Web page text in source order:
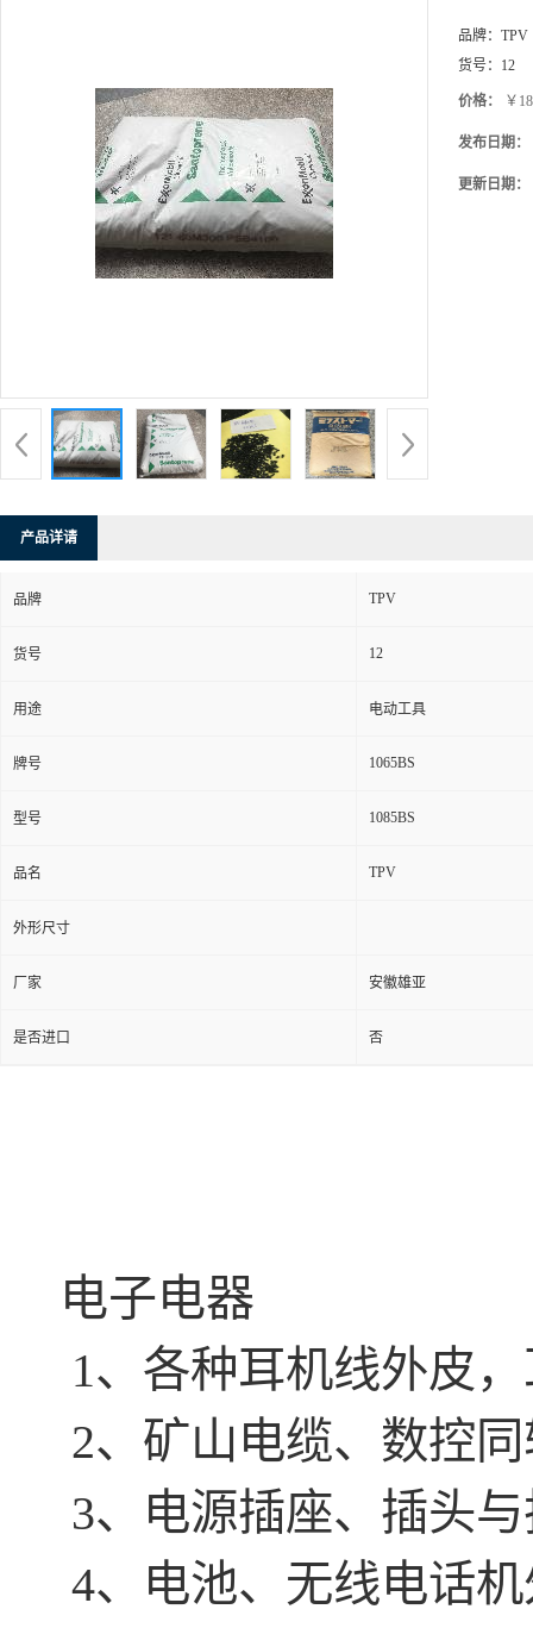
品牌： TPV
货号： 12
价格： ￥
发布日期：
更新日期：
产品详请
品牌 TPV
货号 12
用途 电动工具
牌号 1065BS
型号 1085BS
品名 TPV
外形尺寸
厂家 安徽雄亚
是否进口 否
电子电器
1、各种耳机线外皮，
2、矿山电缆、数控同
3、电源插座、插头与
4、电池、无线电话机